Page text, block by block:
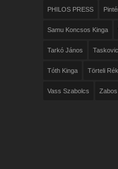
PHILOS PRESS
Samu Koncsos Kinga
Tarkó János
Tóth Kinga Törteli
Vass Szabolcs